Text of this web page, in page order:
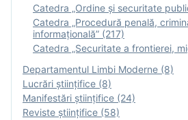
Catedra „Ordine și securitate
Catedra „Procedură penală,
informațională” (217)
Catedra „Securitate a frontierei,
Departamentul Limbi Moderne (8)
Lucrări științifice (8)
Manifestări ştiinţifice (24)
Reviste ştiinţifice (58)